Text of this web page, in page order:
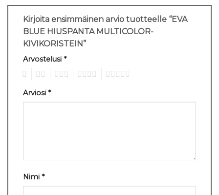
Kirjoita ensimmäinen arvio tuotteelle “EVA
BLUE HIUSPANTA MULTICOLOR-
KIVIKORISTEIN”
Arvostelusi *
Arviosi *
Nimi *